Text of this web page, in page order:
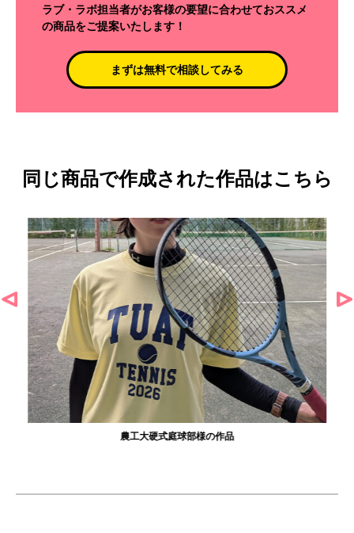
ラブ・ラボ担当者がお客様の要望に合わせておススメ
の商品をご提案いたします！
まずは無料で相談してみる
同じ商品で作成された作品はこちら
農工大硬式庭球部様の作品